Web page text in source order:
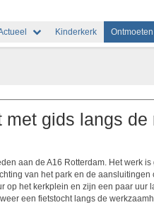
Kinderkerk Ontmoeten
gids langs de
aan de A16 Rotterdam. Het werk
van het park en de
het kerkplein en zijn een paar uur
een fietstocht langs de